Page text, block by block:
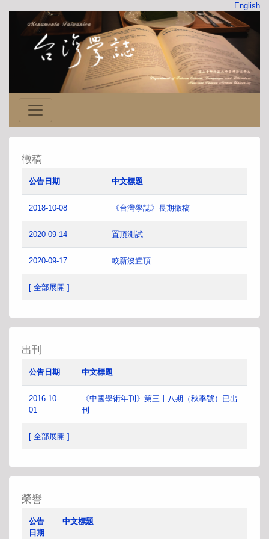
English
徵稿
公告日期 中文標題
2018-10-08 《台灣學誌》長期徵稿
2020-09-14 置頂測試
2020-09-17 較新沒置頂
[ 全部展開 ]
出刊
公告日期 中文標題
2016-10-
01
《中國學術年刊》第三十八期（秋季號）已出
刊
[ 全部展開 ]
榮譽
公告
日期
中文標題